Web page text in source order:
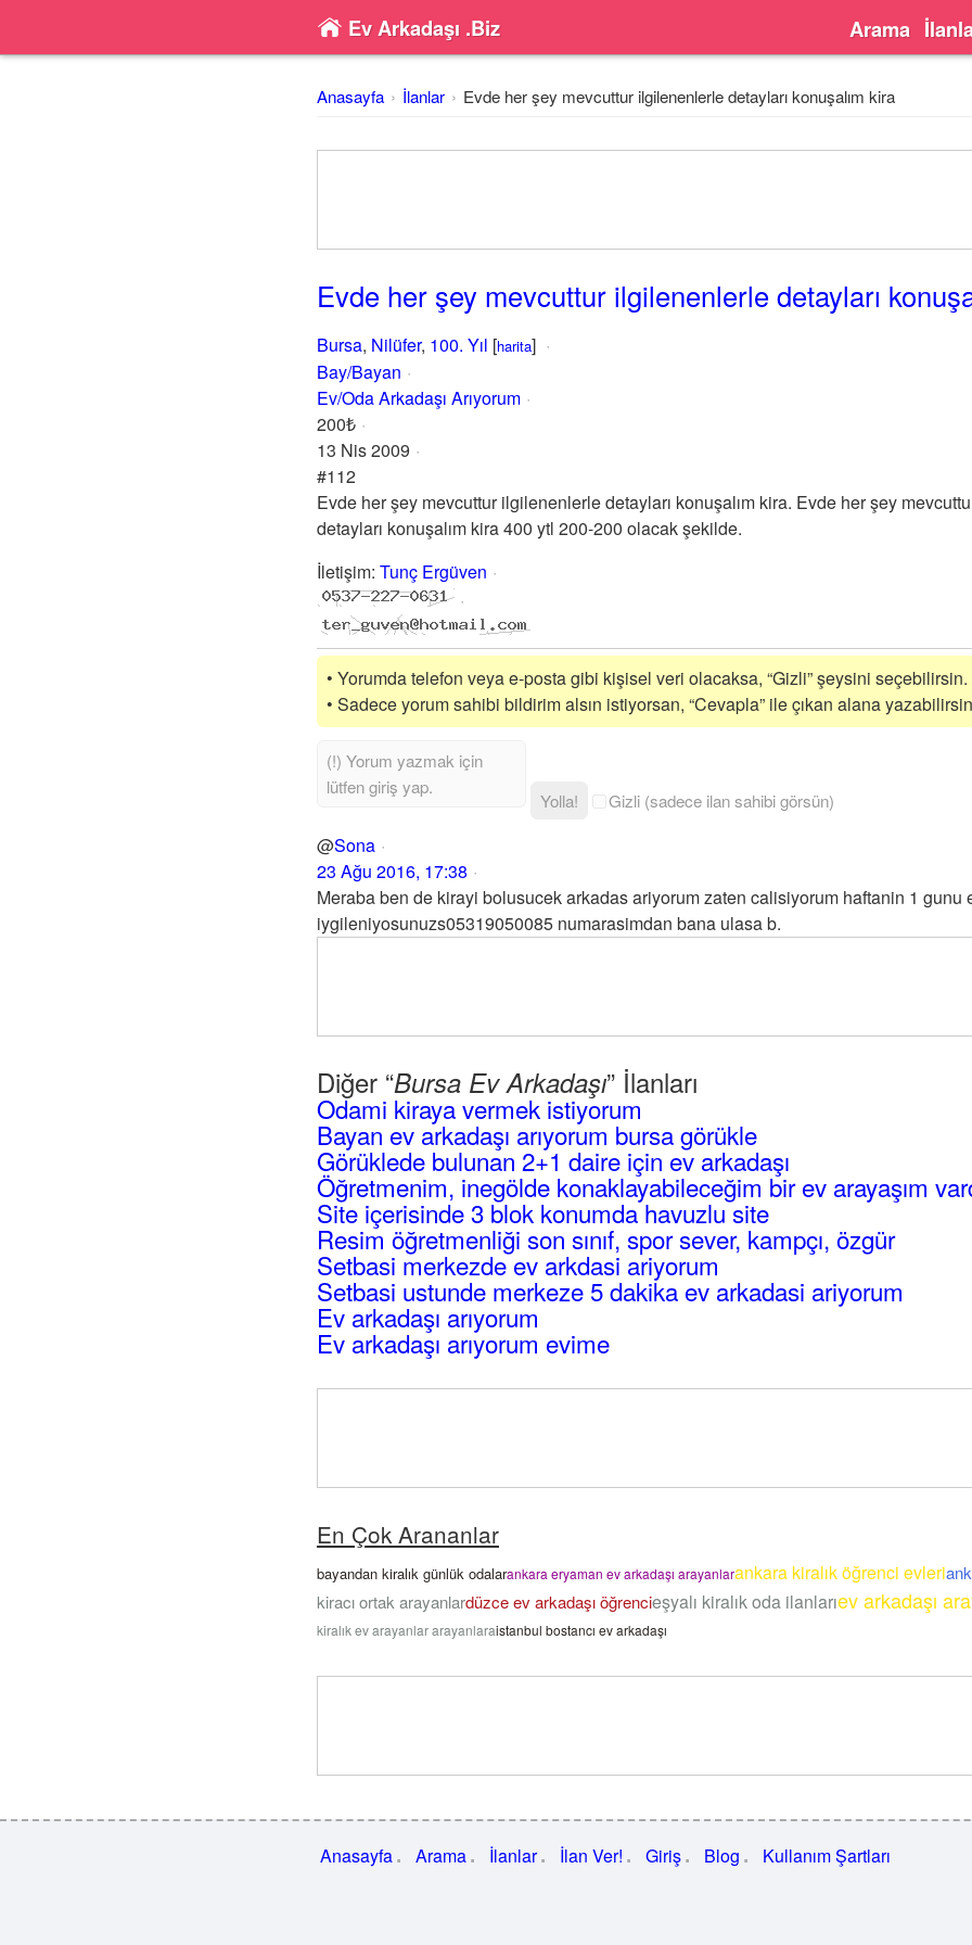
Ev Arkadaşı .Biz Arama
Anasayfa İlanlar Evde her şey mevcuttur ilgilenenlerle detayları konuşalım kira
Evde her şey mevcuttur ilgilenenlerle detayları
Bursa, Nilüfer, 100. Yıl [harita]
Bay/Bayan
Ev/Oda Arkadaşı Arıyorum
200₺
13 Nis 2009
#112
Evde her şey mevcuttur ilgilenenlerle detayları konuşalım kira. Evde her şey
detayları konuşalım kira 400 ytl 200-200 olacak şekilde.
İletişim: Tunç Ergüven
• Yorumda telefon veya e-posta gibi kişisel veri olacaksa, “Gizli” şeysini seçebilirsin.
• Sadece yorum sahibi bildirim alsın istiyorsan, “Cevapla” ile çıkan alana
Yolla! Gizli (sadece ilan sahibi görsün)
@Sona
23 Ağu 2016, 17:38
Meraba ben de kirayi bolusucek arkadas ariyorum zaten calisiyorum haftanin 1 gunu
iygileniyosunuzs05319050085 numarasimdan bana ulasa b.
Diğer “Bursa Ev Arkadaşı” İlanları
Odami kiraya vermek istiyorum
Bayan ev arkadaşı arıyorum bursa görükle
Görüklede bulunan 2+1 daire için ev arkadaşı
Öğretmenim, inegölde konaklayabileceğim bir ev arayaşım
Site içerisinde 3 blok konumda havuzlu site
Resim öğretmenliği son sınıf, spor sever, kampçı, özgür
Setbasi merkezde ev arkdasi ariyorum
Setbasi ustunde merkeze 5 dakika ev arkadasi ariyorum
Ev arkadaşı arıyorum
Ev arkadaşı arıyorum evime
En Çok Arananlar
bayandan kiralık günlük odalarankara eryaman ev arkadaşı arayanlarankara kiralık öğrenci evleri
kiracı ortak arayanlardüzce ev arkadaşı öğrencieşyalı kiralık oda ilanlarıev arkadaşı
kiralık ev arayanlar arayanlaraistanbul bostancı ev arkadaşı
Anasayfa Arama İlanlar İlan Ver! Giriş Blog Kullanım Şartları